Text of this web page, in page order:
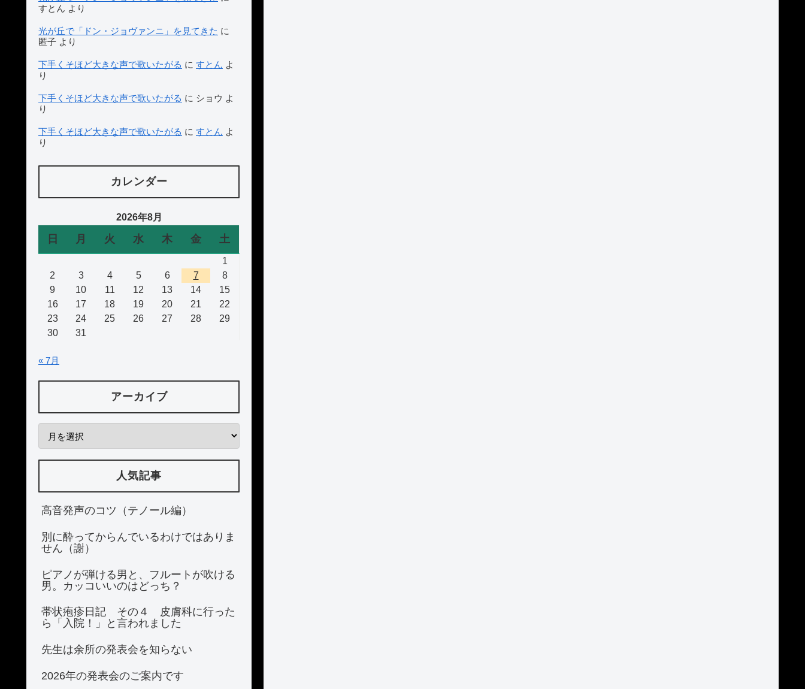
すとん より
光が丘で「ドン・ジョヴァンニ」を見てきた に
匿子 より
下手くそほど大きな声で歌いたがる に すとん よ
り
下手くそほど大きな声で歌いたがる に ショウ よ
り
下手くそほど大きな声で歌いたがる に すとん よ
り
カレンダー
2026年8月
日 月 火 水 木 金 土
1
2
3 4 5 6 7
8
9
10 11 12 13 14
15
16
17 18 19 20 21
22
23
24 25 26 27 28
29
30
31
« 7月
アーカイブ
人気記事
高音発声のコツ（テノール編）
別に酔ってからんでいるわけではありま
せん（謝）
ピアノが弾ける男と、フルートが吹ける
男。カッコいいのはどっち？
帯状疱疹日記 その４ 皮膚科に行った
ら「入院！」と言われました
先生は余所の発表会を知らない
2026年の発表会のご案内です